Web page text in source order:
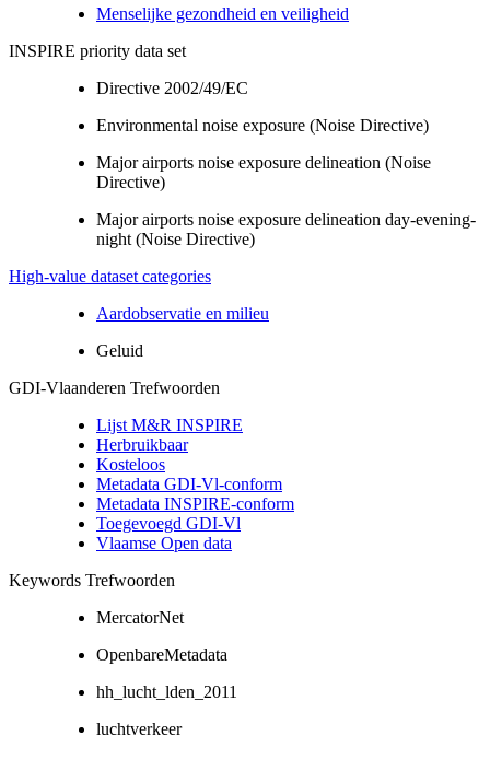
Menselijke gezondheid en veiligheid
INSPIRE priority data set
Directive 2002/49/EC
Environmental noise exposure (Noise Directive)
Major airports noise exposure delineation (Noise
Directive)
Major airports noise exposure delineation day-evening-
night (Noise Directive)
High-value dataset categories
Aardobservatie en milieu
Geluid
GDI-Vlaanderen Trefwoorden
Lijst M&R INSPIRE
Herbruikbaar
Kosteloos
Metadata GDI-Vl-conform
Metadata INSPIRE-conform
Toegevoegd GDI-Vl
Vlaamse Open data
Keywords Trefwoorden
MercatorNet
OpenbareMetadata
hh_lucht_lden_2011
luchtverkeer